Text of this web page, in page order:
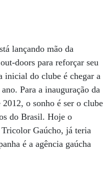
lançando mão da
doors para reforçar seu
inicial do clube é chegar a
Para a inauguração da
o sonho é ser o clube
do Brasil. Hoje o
Gaúcho, já teria
é a agência gaúcha